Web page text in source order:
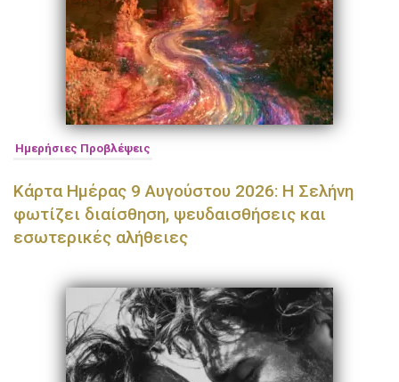
Ημερήσιες Προβλέψεις
Κάρτα Ημέρας 9 Αυγούστου 2026: Η Σελήνη
φωτίζει διαίσθηση, ψευδαισθήσεις και
εσωτερικές αλήθειες